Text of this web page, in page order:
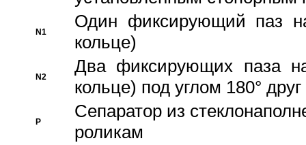
N1
Один фиксирующий паз
кольце)
N2
Два фиксирующих паза
кольце) под углом 180° друг
P
Cепаратор из
роликам